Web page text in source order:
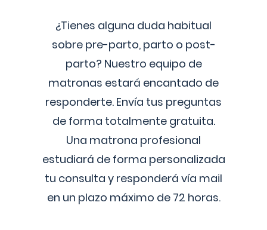
¿Tienes alguna duda habitual
sobre pre-parto, parto o post-
parto? Nuestro equipo de
matronas estará encantado de
responderte. Envía tus preguntas
de forma totalmente gratuita.
Una matrona profesional
estudiará de forma personalizada
tu consulta y responderá vía mail
en un plazo máximo de 72 horas.